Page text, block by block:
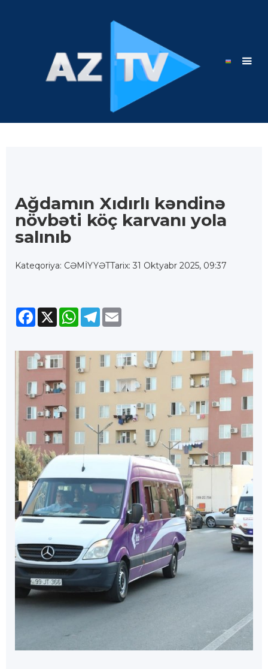
Ağdamın Xıdırlı kəndinə
növbəti köç karvanı yola
salınıb
Kateqoriya: CƏMİYYƏTTarix: 31 Oktyabr 2025, 09:37
Facebook
X WhatsApp
Telegram